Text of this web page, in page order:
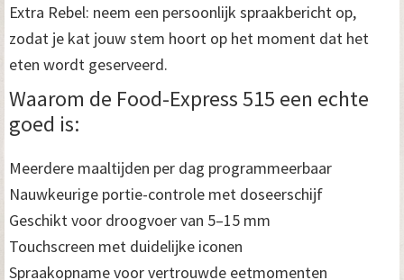
Extra Rebel: neem een persoonlijk spraakbericht op,
zodat je kat jouw stem hoort op het moment dat het
eten wordt geserveerd.
Waarom de Food-Express 515 een echte
goed is:
Meerdere maaltijden per dag programmeerbaar
Nauwkeurige portie-controle met doseerschijf
Geschikt voor droogvoer van 5–15 mm
Touchscreen met duidelijke iconen
Spraakopname voor vertrouwde eetmomenten